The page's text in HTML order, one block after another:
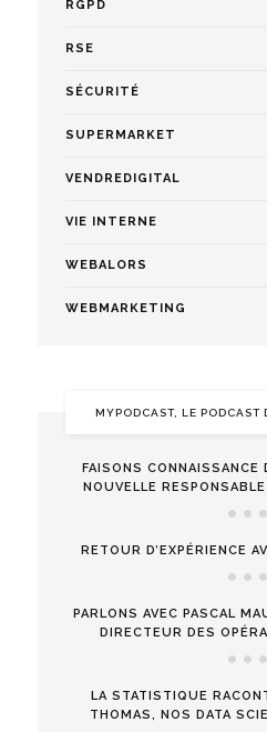
RGPD
RSE
SÉCURITÉ
SUPERMARKET
VENDREDIGITAL
VIE INTERNE
WEBALORS
WEBMARKETING
MYPODCAST, LE PODCAST
FAISONS CONNAISSANCE
NOUVELLE
RETOUR D’EXPÉRIENCE
PARLONS AVEC PASCAL
DIRECTEUR DES
LA STATISTIQUE
THOMAS, NOS DATA